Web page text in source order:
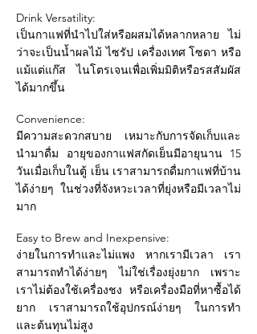
Drink Versatility:
เป็นกาแฟที่นำไปใส่หรือผสมได้หลากหลาย ไม่
ว่าจะเป็นน้ำผลไม้ ไซรัป เครื่องเทศ โซดา หรือ
แม้แต่แก๊ส ไนโตรเจนเพื่อเพิ่มมิติหรือรสสัมผัส
ได้มากขึ้น
Convenience:
มีความสะดวกสบาย เหมาะกับการจัดเก็บและ
นำมาดื่ม อายุของกาแฟสกัดเย็นมีอายุนาน 15
วันเมื่อเก็บในตู้ เย็น เราสามารถดื่มกาแฟที่บ้าน
ได้ง่ายๆ ในช่วงที่จังหวะเวลาที่ยุ่งหรือมีเวลาไม่
มาก
Easy to Brew and Inexpensive:
ง่ายในการทำและไม่แพง หากเรามีเวลา เรา
สามารถทำได้ง่ายๆ ไม่ใช่เรื่องยุ่งยาก เพราะ
เราไม่ต้องใช้เครื่องชง หรือเครื่องมือที่หาซื้อได้
ยาก เราสามารถใช้อุปกรณ์ง่ายๆ ในการทำ
และต้นทุนไม่สูง